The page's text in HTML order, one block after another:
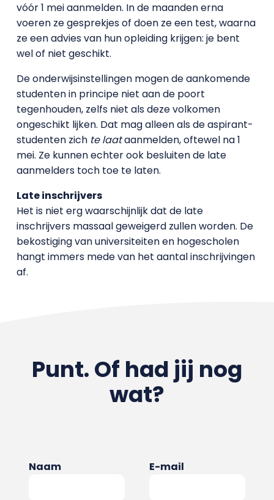
vóór 1 mei aanmelden. In de maanden erna
voeren ze gesprekjes of doen ze een test, waarna
ze een advies van hun opleiding krijgen: je bent
wel of niet geschikt.
De onderwijsinstellingen mogen de aankomende
studenten in principe niet aan de poort
tegenhouden, zelfs niet als deze volkomen
ongeschikt lijken. Dat mag alleen als de aspirant-
studenten zich te laataanmelden, oftewel na 1
mei. Ze kunnen echter ook besluiten de late
aanmelders toch toe te laten.
Late inschrijvers
Het is niet erg waarschijnlijk dat de late
inschrijvers massaal geweigerd zullen worden. De
bekostiging van universiteiten en hogescholen
hangt immers mede van het aantal inschrijvingen
af.
Punt. Of had jij nog
wat?
Naam E-mail